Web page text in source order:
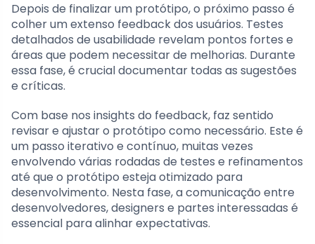
Depois de finalizar um protótipo, o próximo passo é
colher um extenso feedback dos usuários. Testes
detalhados de usabilidade revelam pontos fortes e
áreas que podem necessitar de melhorias. Durante
essa fase, é crucial documentar todas as sugestões
e críticas.
Com base nos insights do feedback, faz sentido
revisar e ajustar o protótipo como necessário. Este é
um passo iterativo e contínuo, muitas vezes
envolvendo várias rodadas de testes e refinamentos
até que o protótipo esteja otimizado para
desenvolvimento. Nesta fase, a comunicação entre
desenvolvedores, designers e partes interessadas é
essencial para alinhar expectativas.